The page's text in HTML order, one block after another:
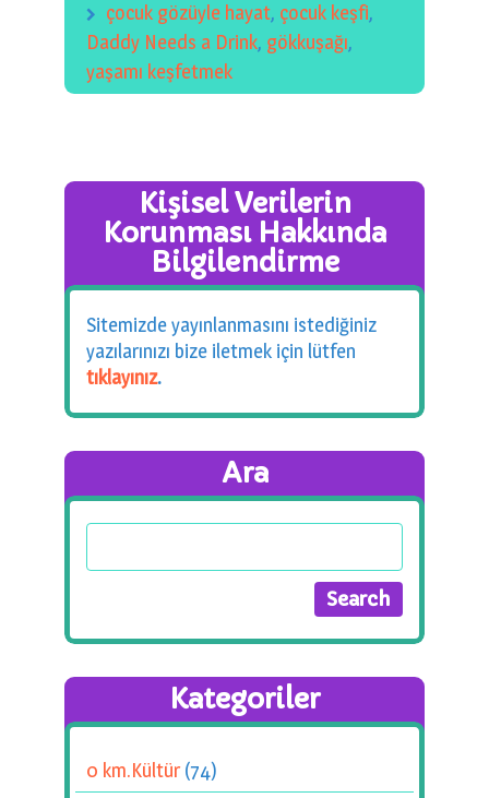
çocuk gözüyle hayat, çocuk keşfi,
Daddy Needs a Drink, gökkuşağı,
yaşamı keşfetmek
Kişisel Verilerin
Korunması Hakkında
Bilgilendirme
Sitemizde yayınlanmasını istediğiniz
yazılarınızı bize iletmek için lütfen
tıklayınız.
Ara
Kategoriler
0 km.Kültür(74)